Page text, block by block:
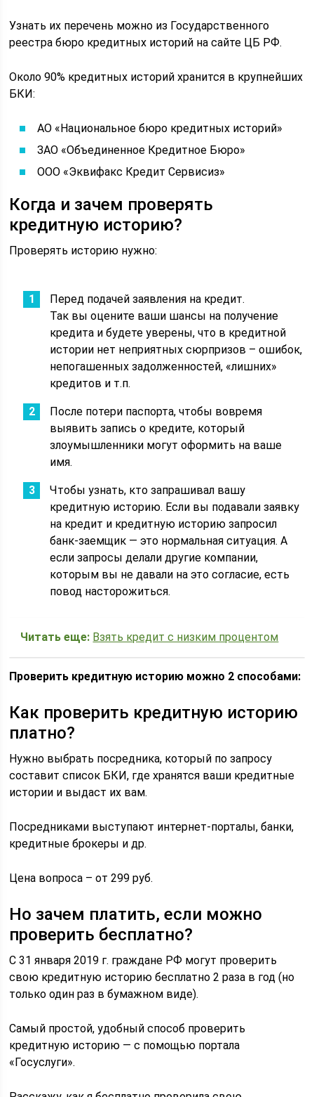
Узнать их перечень можно из Государственного
реестра бюро кредитных историй на сайте ЦБ РФ.
Около 90% кредитных историй хранится в крупнейших
БКИ:
АО «Национальное бюро кредитных историй»
ЗАО «Объединенное Кредитное Бюро»
ООО «Эквифакс Кредит Сервисиз»
Когда и зачем проверять
кредитную историю?
Проверять историю нужно:
Перед подачей заявления на кредит.
Так вы оцените ваши шансы на получение
кредита и будете уверены, что в кредитной
истории нет неприятных сюрпризов – ошибок,
непогашенных задолженностей, «лишних»
кредитов и т.п.
После потери паспорта, чтобы вовремя
выявить запись о кредите, который
злоумышленники могут оформить на ваше
имя.
Чтобы узнать, кто запрашивал вашу
кредитную историю. Если вы подавали заявку
на кредит и кредитную историю запросил
банк-заемщик — это нормальная ситуация. А
если запросы делали другие компании,
которым вы не давали на это согласие, есть
повод насторожиться.
Читать еще: Взять кредит с низким процентом
Проверить кредитную историю можно 2 способами:
Как проверить кредитную историю
платно?
Нужно выбрать посредника, который по запросу
составит список БКИ, где хранятся ваши кредитные
истории и выдаст их вам.
Посредниками выступают интернет-порталы, банки,
кредитные брокеры и др.
Цена вопроса – от 299 руб.
Но зачем платить, если можно
проверить бесплатно?
С 31 января 2019 г. граждане РФ могут проверить
свою кредитную историю бесплатно 2 раза в год (но
только один раз в бумажном виде).
Самый простой, удобный способ проверить
кредитную историю — с помощью портала
«Госуслуги».